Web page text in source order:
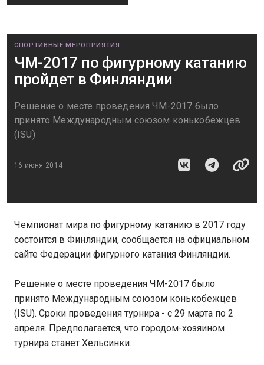
СПОРТИВНЫЕ МЕРОПРИЯТИЯ
ЧМ-2017 по фигурному катанию
пройдет в Финляндии
Решение о месте проведения ЧМ-2017 было
принято Международным союзом конькобежцев
(ISU)
16 июня 2014
Чемпионат мира по фигурному катанию в 2017 году
состоится в Финляндии, сообщается на официальном
сайте Федерации фигурного катания Финляндии.
Решение о месте проведения ЧМ-2017 было
принято Международным союзом конькобежцев
(ISU). Сроки проведения турнира - с 29 марта по 2
апреля. Предполагается, что городом-хозяином
турнира станет Хельсинки.